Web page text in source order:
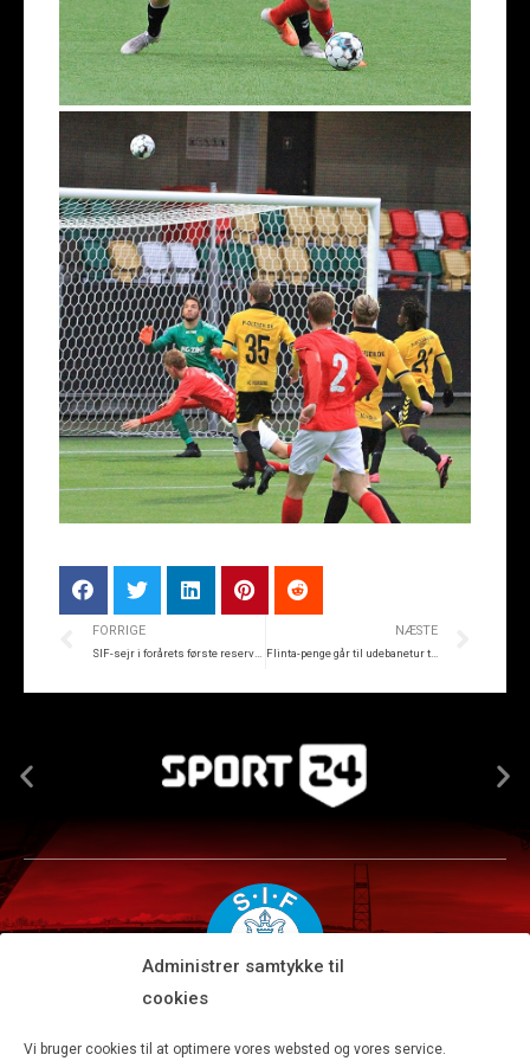
Administrer samtykke til
cookies
Vi bruger cookies til at optimere vores websted og vores service.
FORRIGE NÆSTE
Flinta-penge går til udebanetur til Odense